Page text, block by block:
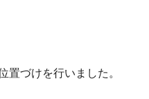
づけを行いました。